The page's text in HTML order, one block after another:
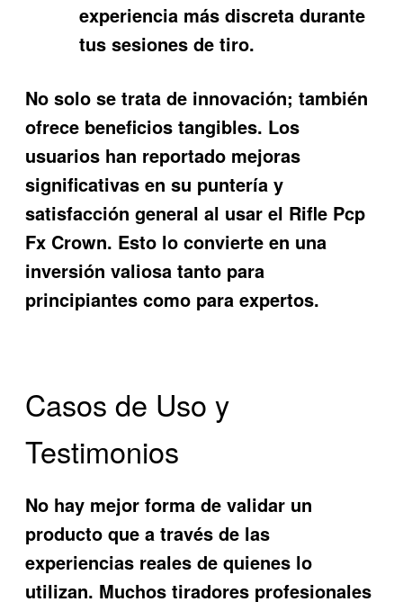
experiencia más discreta durante
tus sesiones de tiro.
No solo se trata de innovación; también
ofrece beneficios tangibles. Los
usuarios han reportado mejoras
significativas en su puntería y
satisfacción general al usar el Rifle Pcp
Fx Crown. Esto lo convierte en una
inversión valiosa tanto para
principiantes como para expertos.
Casos de Uso y
Testimonios
No hay mejor forma de validar un
producto que a través de las
experiencias reales de quienes lo
utilizan. Muchos tiradores profesionales